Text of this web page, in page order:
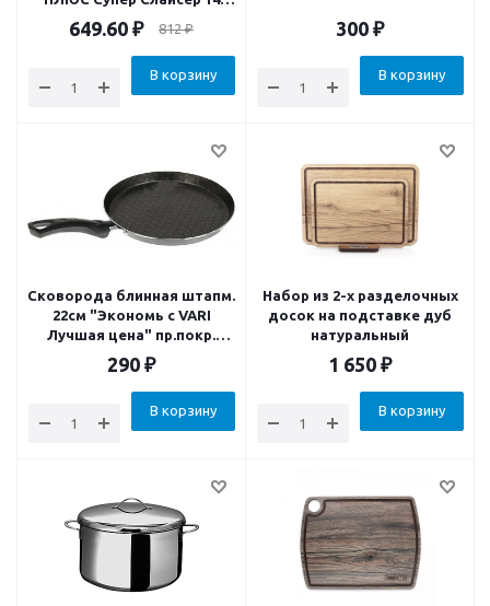
предметов
649.60 ₽ 812₽
В корзину
300 ₽
В корзину
Сковорода блинная штапм.
22см "Экономь с VARI
Лучшая цена" пр.покр.
Scandia
290 ₽
В корзину
Набор из 2-х разделочных
досок на подставке дуб
натуральный
1 650 ₽
В корзину